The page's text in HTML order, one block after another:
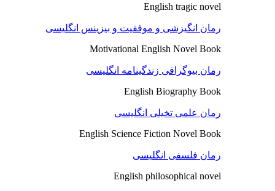
English tragic novel
رمان انگیزشی و موفقیت و بیزینس انگلیسی
Motivational English Novel Book
رمان بیوگرافی زندگینامه انگلیسی
English Biography Book
رمان علمی تخیلی انگلیسی
English Science Fiction Novel Book
رمان فلسفی انگلیسی
English philosophical novel